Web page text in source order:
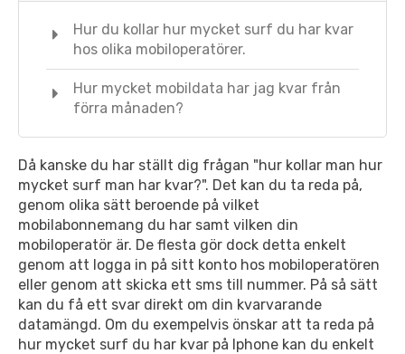
Då kanske du har ställt dig frågan "hur kollar man hur
mycket surf man har kvar?". Det kan du ta reda på,
genom olika sätt beroende på vilket
mobilabonnemang du har samt vilken din
mobiloperatör är. De flesta gör dock detta enkelt
genom att logga in på sitt konto hos mobiloperatören
eller genom att skicka ett sms till nummer. På så sätt
kan du få ett svar direkt om din kvarvarande
datamängd. Om du exempelvis önskar att ta reda på
hur mycket surf du har kvar på Iphone kan du enkelt
Hur du kollar hur mycket surf du har kvar
hos olika mobiloperatörer.
Hur mycket mobildata har jag kvar från
förra månaden?